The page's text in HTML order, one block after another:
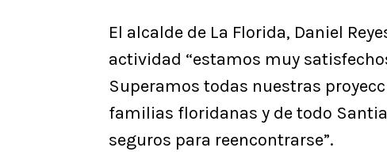
​El alcalde de La Florida, Daniel
actividad “estamos muy
Superamos todas nuestras
familias floridanas y de todo
seguros para reencontrarse”.